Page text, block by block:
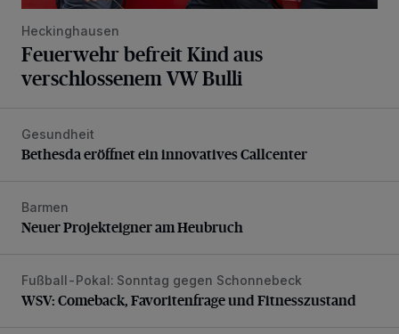
Heckinghausen
Feuerwehr befreit Kind aus
verschlossenem VW Bulli
Bethesda eröffnet ein innovatives Callcenter
Gesundheit
Bethesda eröffnet ein innovatives Callcenter
Neuer Projekteigner am Heubruch
Barmen
Neuer Projekteigner am Heubruch
WSV: Comeback, Favoritenfrage und Fitnesszustand
Fußball-Pokal: Sonntag gegen Schonnebeck
WSV: Comeback, Favoritenfrage und Fitnesszustand